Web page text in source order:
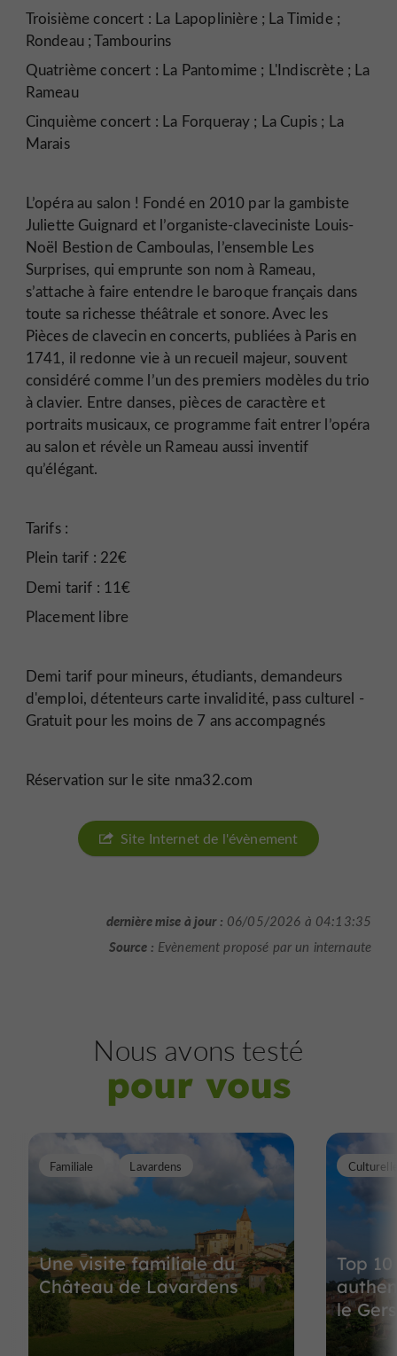
Troisième concert : La Lapoplinière ; La Timide ;
Rondeau ; Tambourins
Quatrième concert : La Pantomime ; L'Indiscrète ; La
Rameau
Cinquième concert : La Forqueray ; La Cupis ; La
Marais
L’opéra au salon ! Fondé en 2010 par la gambiste
Juliette Guignard et l’organiste-claveciniste Louis-
Noël Bestion de Camboulas, l’ensemble Les
Surprises, qui emprunte son nom à Rameau,
s’attache à faire entendre le baroque français dans
toute sa richesse théâtrale et sonore. Avec les
Pièces de clavecin en concerts, publiées à Paris en
1741, il redonne vie à un recueil majeur, souvent
considéré comme l’un des premiers modèles du trio
à clavier. Entre danses, pièces de caractère et
portraits musicaux, ce programme fait entrer l’opéra
au salon et révèle un Rameau aussi inventif
qu’élégant.
Tarifs :
Plein tarif : 22€
Demi tarif : 11€
Placement libre
Demi tarif pour mineurs, étudiants, demandeurs
d'emploi, détenteurs carte invalidité, pass culturel -
Gratuit pour les moins de 7 ans accompagnés
Réservation sur le site nma32.com
Site Internet de l'évènement
dernière mise à jour : 06/05/2026 à 04:13:35
Source : Evènement proposé par un internaute
Nous avons testé
pour vous
Une visite familiale du
Château de Lavardens
Familiale Lavardens
Top
le Gers